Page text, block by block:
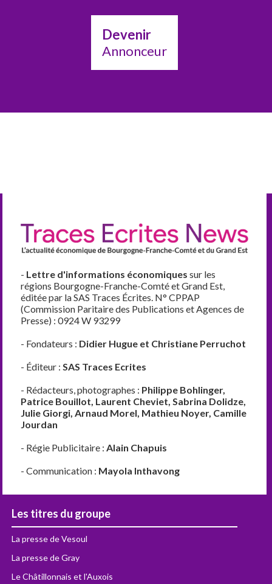
Devenir
Annonceur
- Lettre d'informations économiques sur les
régions Bourgogne-Franche-Comté et Grand Est,
éditée par la SAS Traces Écrites. N° CPPAP
(Commission Paritaire des Publications et Agences de
Presse) : 0924 W 93299
- Fondateurs : Didier Hugue et Christiane Perruchot
- Éditeur :SAS Traces Ecrites
- Rédacteurs, photographes : Philippe Bohlinger,
Patrice Bouillot, Laurent Cheviet, Sabrina Dolidze,
Julie Giorgi, Arnaud Morel, Mathieu Noyer, Camille
Jourdan
- Régie Publicitaire :Alain Chapuis
- Communication : Mayola Inthavong
Les titres du groupe
La presse de Vesoul
La presse de Gray
Le Châtillonnais et l'Auxois